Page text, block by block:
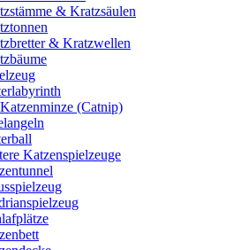
& Kratzsäulen
& Kratzwellen
(Catnip)
Katzenspielzeuge